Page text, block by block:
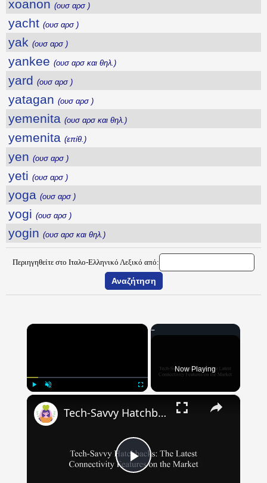
xoanon (ουσ αρσ )
yacht (ουσ αρσ )
yak (ουσ αρσ )
yankee (ουσ αρσ και θηλ.)
yard (ουσ αρσ )
yatagan (ουσ αρσ )
yemenita (ουσ αρσ και θηλ.)
yemenita (επίθ.)
yen (ουσ αρσ )
yeti (ουσ αρσ )
yoga (ουσ αρσ )
yogi (ουσ αρσ )
yogin (ουσ αρσ και θηλ.)
Περιηγηθείτε στο Ιταλο-Ελληνικό Λεξικό από:
×
Now Playing
×
Play
Tech-Savvy Hatchbacks: The Latest Connectivity Features on the Market